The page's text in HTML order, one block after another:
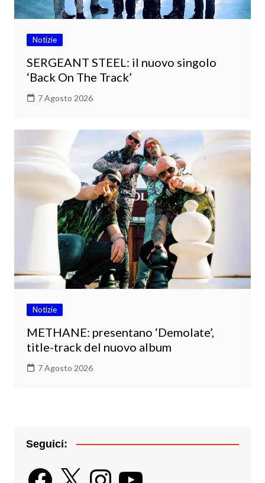
Notizie
SERGEANT STEEL: il nuovo singolo
‘Back On The Track’
7 Agosto 2026
Notizie
METHANE: presentano ‘Demolate’,
title-track del nuovo album
7 Agosto 2026
Seguici:
Facebook
X InstagramYouTube